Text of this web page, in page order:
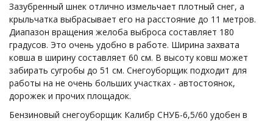
Зазубренный шнек отлично измельчает плотный снег, а
крыльчатка выбрасывает его на расстояние до 11 метров.
Диапазон вращения желоба выброса составляет 180
градусов. Это очень удобно в работе. Ширина захвата
ковша в ширину составляет 60 см. В высоту ковш может
забирать сугробы до 51 см. Снегоуборщик подходит для
работы на не очень больших участках - автостоянок,
дорожек и прочих площадок.
Бензиновый снегоуборщик Калибр СНУБ-6,5/60 удобен в